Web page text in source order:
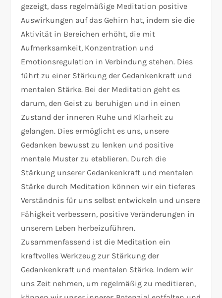
gezeigt, dass regelmäßige Meditation positive
Auswirkungen auf das Gehirn hat, indem sie die
Aktivität in Bereichen erhöht, die mit
Aufmerksamkeit, Konzentration und
Emotionsregulation in Verbindung stehen. Dies
führt zu einer Stärkung der Gedankenkraft und
mentalen Stärke. Bei der Meditation geht es
darum, den Geist zu beruhigen und in einen
Zustand der inneren Ruhe und Klarheit zu
gelangen. Dies ermöglicht es uns, unsere
Gedanken bewusst zu lenken und positive
mentale Muster zu etablieren. Durch die
Stärkung unserer Gedankenkraft und mentalen
Stärke durch Meditation können wir ein tieferes
Verständnis für uns selbst entwickeln und unsere
Fähigkeit verbessern, positive Veränderungen in
unserem Leben herbeizuführen.
Zusammenfassend ist die Meditation ein
kraftvolles Werkzeug zur Stärkung der
Gedankenkraft und mentalen Stärke. Indem wir
uns Zeit nehmen, um regelmäßig zu meditieren,